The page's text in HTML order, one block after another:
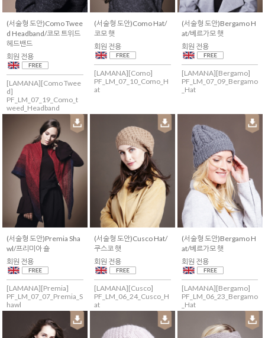
(서술형 도안)Como Twee
d Headband/코모 트위드
헤드밴드
회원 전용
[LAMANA][Como Twee
d]
PF_LM_07_19_Como_t
weed_Headband
(서술형 도안)Como Hat/
코모 햇
회원 전용
[LAMANA][Como]
PF_LM_07_10_Como_H
at
(서술형 도안)Bergamo H
at/베르가모 햇
회원 전용
[LAMANA][Bergamo]
PF_LM_07_09_Bergamo
_Hat
(서술형 도안)Premia Sha
wl/프리미아 숄
회원 전용
[LAMANA][Premia]
PF_LM_07_07_Premia_S
hawl
(서술형 도안)Cusco Hat/
쿠스코 햇
회원 전용
[LAMANA][Cusco]
PF_LM_06_24_Cusco_H
at
(서술형 도안)Bergamo H
at/베르가모 햇
회원 전용
[LAMANA][Bergamo]
PF_LM_06_23_Bergamo
_Hat